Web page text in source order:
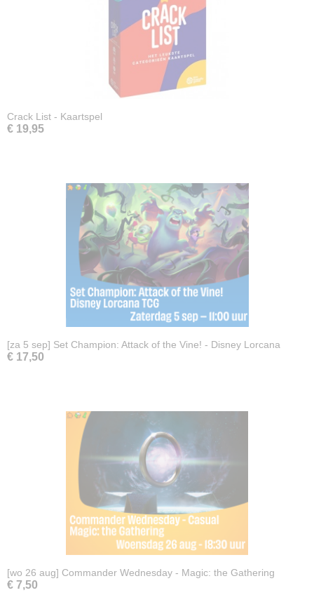
Crack List - Kaartspel
€ 19,95
[za 5 sep] Set Champion: Attack of the Vine! - Disney Lorcana
€ 17,50
[wo 26 aug] Commander Wednesday - Magic: the Gathering
€ 7,50